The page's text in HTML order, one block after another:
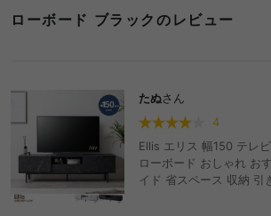
ローボード ブラックのレビュー
たぬさん
4
Ellis エリス 幅150 テレ
ローボード おしゃれ お
イド 省スペース 収納 引